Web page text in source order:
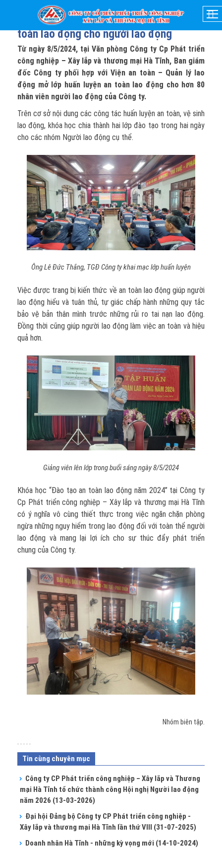
08-05-2024
Công ty HAINDECO mở lớp huấn luyện An
toàn lao động cho người lao động
Từ ngày 8/5/2024, tại Văn phòng Công ty Cp Phát triển
công nghiệp – Xây lắp và thương mại Hà Tĩnh, Ban giám
đốc Công ty phối hợp với Viện an toàn – Quản lý lao
động mở lớp huấn luyện an toàn lao động cho hơn 80
nhân viên người lao động của Công ty.
Trên cơ sở nội dung các công tác huấn luyện an toàn, vệ sinh
lao động, khóa học chia thành hai lớp đào tạo trong hai ngày
cho các nhóm Người lao động cụ thể.
Ông Lê Đức Thắng, TGĐ Công ty khai mạc lớp huấn luyện
Việc được trang bị kiến thức về an toàn lao động giúp người
lao động hiểu và tuân thủ, tự giác chấp hành những quy tắc
bảo vệ bản thân mình trước những rủi ro tai nạn lao động.
Đồng thời cũng giúp người lao động làm việc an toàn và hiệu
quả hơn.
Giảng viên lên lớp trong buổi sáng ngày 8/5/2024
Khóa học “Đào tạo an toàn lao động năm 2024” tại Công ty
Cp Phát triển công nghiệp – Xây lắp và thương mại Hà Tĩnh
có ý nghĩa vô cùng thiết thực trong việc ngăn chặn phòng
ngừa những nguy hiểm trong lao động đối với toàn thể người
lao động và mang lại lợi ích cho sự thúc đẩy phát triển
chung của Công ty.
Nhóm biên tập.
. . . . .
Tin cùng chuyên mục
Công ty CP Phát triển công nghiệp – Xây lắp và Thương
mại Hà Tĩnh tổ chức thành công Hội nghị Người lao động
năm 2026 (13-03-2026)
Đại hội Đảng bộ Công ty CP Phát triển công nghiệp -
Xây lắp và thương mại Hà Tĩnh lần thứ VIII (31-07-2025)
Doanh nhân Hà Tĩnh - những kỳ vọng mới (14-10-2024)